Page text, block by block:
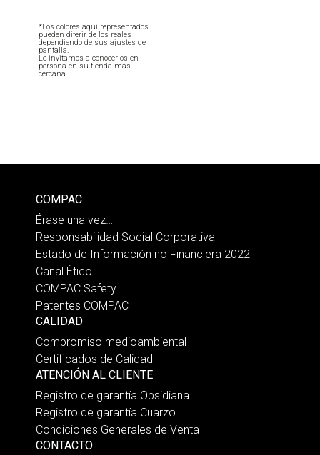
*Los colores aquí representados
pueden diferir de los reales
dependiendo de sus ajustes de
pantalla.
Le invitamos a conocerlos en
persona en su tienda más
cercana.
COMPAC
Érase una vez…
Responsabilidad Social Corporativa
Estado de Información no Financiera 2022
Canal Ético
COMPAC Safety
Patentes COMPAC
CALIDAD
Compromiso medioambiental
Certificados de Calidad
ATENCIÓN AL CLIENTE
Registro de garantía Obsidiana
Registro de garantía Cuarzo
Condiciones Generales de Venta
CONTACTO